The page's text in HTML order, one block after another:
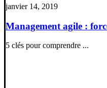
janvier 14, 2019
Management agile :
5 clés pour comprendre ...